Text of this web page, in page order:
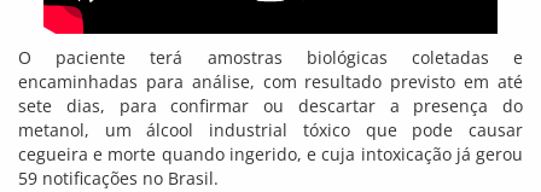
O paciente terá amostras biológicas coletadas e
encaminhadas para análise, com resultado previsto em até
sete dias, para confirmar ou descartar a presença do
metanol, um álcool industrial tóxico que pode causar
cegueira e morte quando ingerido, e cuja intoxicação já gerou
59 notificações no Brasil.